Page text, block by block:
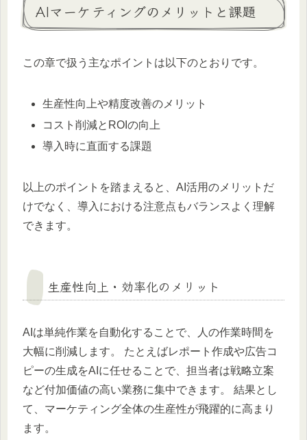
AIマーケティングのメリットと課題
この章で扱う主なポイントは以下のとおりです。
生産性向上や精度改善のメリット
コスト削減とROIの向上
導入時に直面する課題
以上のポイントを踏まえると、AI活用のメリットだ
けでなく、導入における注意点もバランスよく理解
できます。
生産性向上・効率化のメリット
AIは単純作業を自動化することで、人の作業時間を
大幅に削減します。 たとえばレポート作成や広告コ
ピーの生成をAIに任せることで、担当者は戦略立案
など付加価値の高い業務に集中できます。 結果とし
て、マーケティング全体の生産性が飛躍的に高まり
ます。